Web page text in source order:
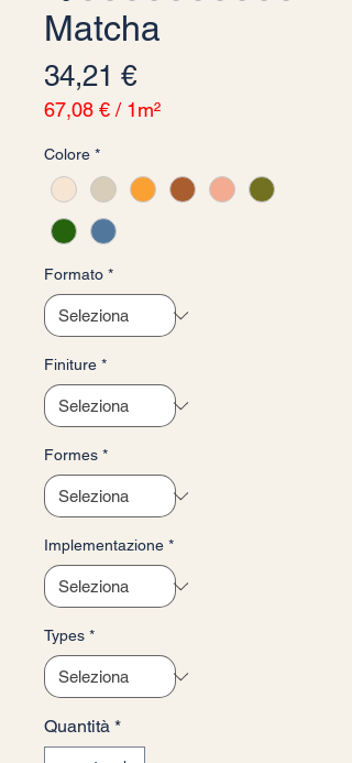
Matcha
34,21 €Prezzo
67,08 € / 1m²
ogni
1
Metro
quadrato
Colore *
Formato *
Finiture *
Formes *
Implementazione *
Types *
Quantità *